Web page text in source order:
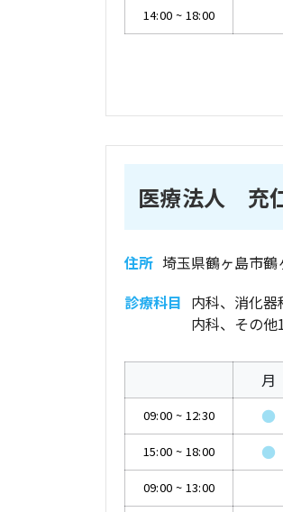
14:00 ~ 18:00
医療法人 充
住所 埼玉県鶴ヶ島市鶴
診療科目 内科、消化
内科、その他
月
09:00 ~ 12:30 ●
15:00 ~ 18:00 ●
09:00 ~ 13:00